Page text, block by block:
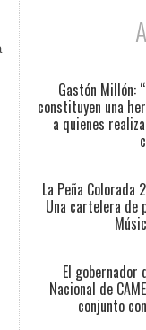
Gastón Millón:
constituyen una
a quienes
La Peña Colorada
Una cartelera de
El gobernador
Nacional de
conjunto